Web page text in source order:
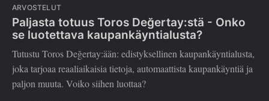
ARVOSTELUT
Paljasta totuus Toros Değertay:stä - Onko
se luotettava kaupankäyntialusta?
Tutustu Toros Değertay:ään: edistyksellinen kaupankäyntialusta,
joka tarjoaa reaaliaikaisia tietoja, automaattista kaupankäyntiä ja
paljon muuta. Voiko siihen luottaa?